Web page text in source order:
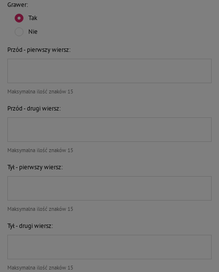
Grawer
Tak
Nie
Przód - pierwszy wiersz
Maksymalna ilość znaków 15
Przód - drugi wiersz
Maksymalna ilość znaków 15
Tył - pierwszy wiersz
Maksymalna ilość znaków 15
Tył - drugi wiersz
Maksymalna ilość znaków 15